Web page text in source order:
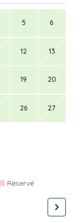
5 6
12 13
19 20
26 27
Réservé